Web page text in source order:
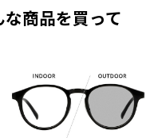
こちら
くく快適な掛け心地を実
止め効果抜群のテンプル
。
樹脂を採用し、ストレス
は交換させて頂
期間は初期の期間から
」をお選びのうえ、
い求めください。
ズ交換券」はお選び
商品を買って